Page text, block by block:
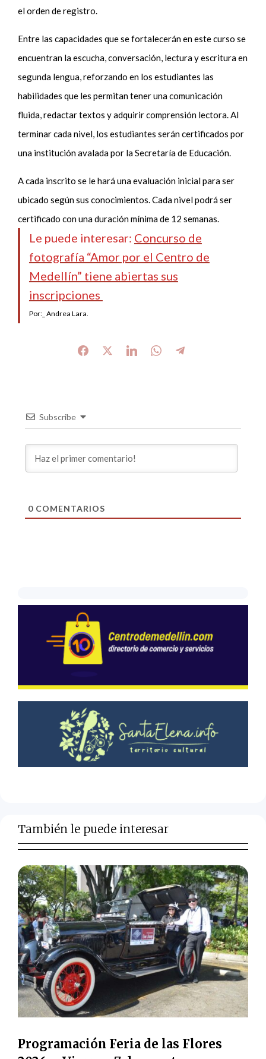
el orden de registro.
Entre las capacidades que se fortalecerán en este curso se
encuentran la escucha, conversación, lectura y escritura en
segunda lengua, reforzando en los estudiantes las
habilidades que les permitan tener una comunicación
fluida, redactar textos y adquirir comprensión lectora. Al
terminar cada nivel, los estudiantes serán certificados por
una institución avalada por la Secretaría de Educación.
A cada inscrito se le hará una evaluación inicial para ser
ubicado según sus conocimientos. Cada nivel podrá ser
certificado con una duración mínima de 12 semanas.
Le puede interesar: Concurso de
fotografía “Amor por el Centro de
Medellín” tiene abiertas sus
inscripciones
Por:_ Andrea Lara.
Subscribe
0COMENTARIOS
También le puede interesar
Programación Feria de las Flores